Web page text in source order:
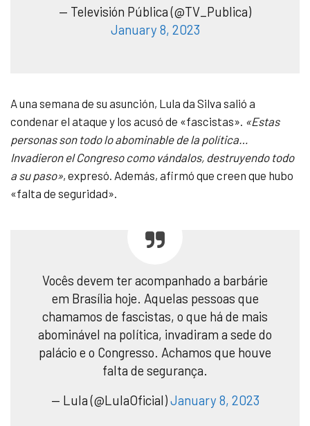
— Televisión Pública (@TV_Publica)
January 8, 2023
A una semana de su asunción, Lula da Silva salió a
condenar el ataque y los acusó de «fascistas». «Estas
personas son todo lo abominable de la política…
Invadieron el Congreso como vándalos, destruyendo todo
a su paso», expresó. Además, afirmó que creen que hubo
«falta de seguridad».
Vocês devem ter acompanhado a barbárie
em Brasília hoje. Aquelas pessoas que
chamamos de fascistas, o que há de mais
abominável na política, invadiram a sede do
palácio e o Congresso. Achamos que houve
falta de segurança.
— Lula (@LulaOficial)January 8, 2023